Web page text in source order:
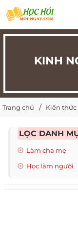
KINH
Trang chủ Kiến thức
LỌC DANH
Làm cha mẹ
Học làm người